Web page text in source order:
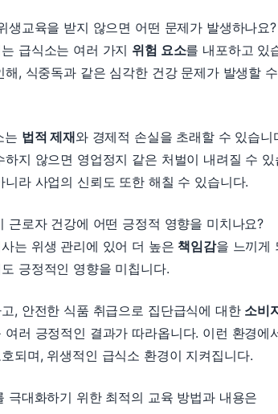
생교육을 받지 않으면 어떤 문제가 발생하나요?
급식소는 여러 가지 위험 요소를 내포하고 있
해, 식중독과 같은 심각한 건강 문제가 발생할 수
는 법적 제재와 경제적 손실을 초래할 수 있습니
하지 않으면 영업정지 같은 처벌이 내려질 수 있
니라 사업의 신뢰도 또한 해칠 수 있습니다.
근로자 건강에 어떤 긍정적 영향을 미치나요?
는 위생 관리에 있어 더 높은책임감을 느끼게
긍정적인 영향을 미칩니다.
, 안전한 식품 취급으로 집단급식에 대한 소비
여러 긍정적인 결과가 따라옵니다. 이런 환경에
되며, 위생적인 급식소 환경이 지켜집니다.
극대화하기 위한 최적의 교육 방법과 내용은